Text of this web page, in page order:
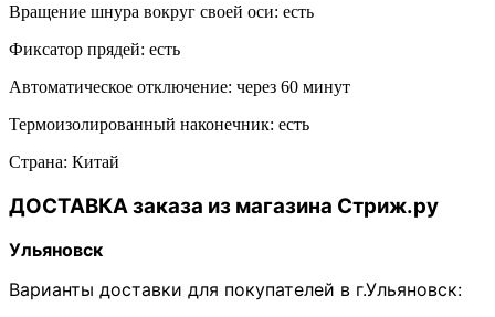
Вращение шнура вокруг своей оси: есть
Фиксатор прядей: есть
Автоматическое отключение: через 60 минут
Термоизолированный наконечник: есть
Страна: Китай
ДОСТАВКА заказа из магазина Стриж.ру
Ульяновск
Варианты доставки для покупателей в г.Ульяновск: